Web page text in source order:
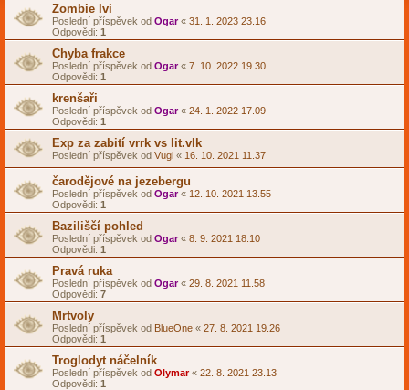
Zombie lvi
Poslední příspěvek od Ogar« 31. 1. 2023 23.16
Odpovědi: 1
Chyba frakce
Poslední příspěvek od Ogar« 7. 10. 2022 19.30
Odpovědi: 1
krenšaři
Poslední příspěvek od Ogar« 24. 1. 2022 17.09
Odpovědi: 1
Exp za zabití vrrk vs lit.vlk
Poslední příspěvek od Vugi « 16. 10. 2021 11.37
čarodějové na jezebergu
Poslední příspěvek od Ogar« 12. 10. 2021 13.55
Odpovědi: 1
Baziliščí pohled
Poslední příspěvek od Ogar« 8. 9. 2021 18.10
Odpovědi: 1
Pravá ruka
Poslední příspěvek od Ogar« 29. 8. 2021 11.58
Odpovědi: 7
Mrtvoly
Poslední příspěvek od BlueOne « 27. 8. 2021 19.26
Odpovědi: 1
Troglodyt náčelník
Poslední příspěvek od Olymar« 22. 8. 2021 23.13
Odpovědi: 1